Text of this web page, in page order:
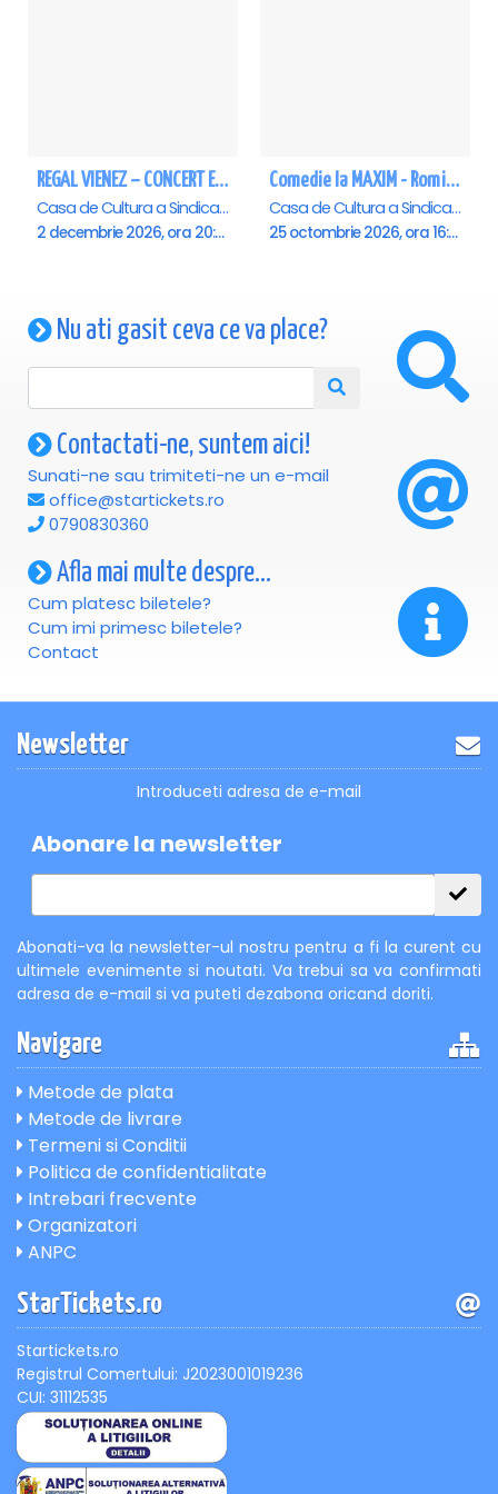
REGAL VIENEZ – CONCERT EXTRAORDINAR DE CRACIUN - Satu Mare
Casa de Cultura a Sindicatelor , Satu-Mare
2 decembrie 2026, ora 20:00
Comedie la MAXIM - Romica Tociu si Cornel Palade - Satu Mare
Casa de Cultura a Sindicatelor , Satu-Mare
25 octombrie 2026, ora 16:00
Nu ati gasit ceva ce va place?
Contactati-ne, suntem aici!
Sunati-ne sau trimiteti-ne un e-mail
office@startickets.ro
0790830360
Afla mai multe despre...
Cum platesc biletele?
Cum imi primesc biletele?
Contact
Newsletter
Introduceti adresa de e-mail
Abonare la newsletter
Abonati-va la newsletter-ul nostru pentru a fi la curent cu
ultimele evenimente si noutati. Va trebui sa va confirmati
adresa de e-mail si va puteti dezabona oricand doriti.
Navigare
Metode de plata
Metode de livrare
Termeni si Conditii
Politica de confidentialitate
Intrebari frecvente
Organizatori
ANPC
StarTickets.ro
Startickets.ro
Registrul Comertului: J2023001019236
CUI: 31112535